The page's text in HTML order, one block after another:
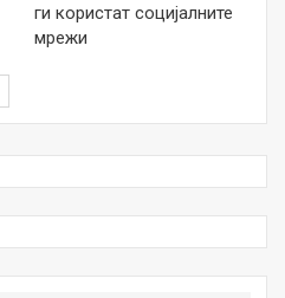
ги користат социјалните
мрежи